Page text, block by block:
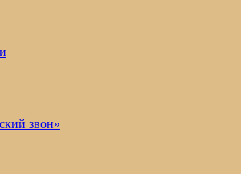
звон»